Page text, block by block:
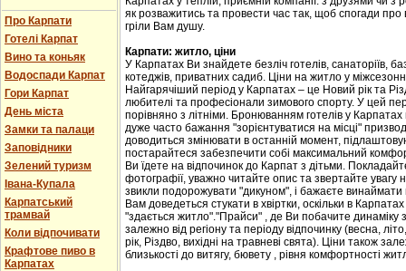
Про Карпати
Готелі Карпат
Вино та коньяк
Водоспади Карпат
Гори Карпат
День міста
Замки та палаци
Заповідники
Зелений туризм
Івана-Купала
Карпатський
трамвай
Коли відпочивати
Крафтове пиво в
Карпатах
як розважитись та провести час так, щоб спогади
гріли Вам душу.
Карпати: житло, ціни
У Карпатах Ви знайдете безліч готелів, санаторіїв,
котеджів, приватних садиб. Ціни на житло у
Найгарячіший період у Карпатах – це Новий рік та
любителі та професіонали зимового спорту. У цей
порівняно з літніми. Бронюванням готелів у
дуже часто бажання "зорієнтуватися на місці"
доводиться змінювати в останній момент,
постарайтеся забезпечити собі максимальний
Ви їдете на відпочинок до Карпат з дітьми.
фотографії, уважно читайте опис та звертайте увагу
звикли подорожувати "дикуном", і бажаєте винаймати
Вам доведеться стукати в хвіртки, оскільки в
"здається житло"."Прайси" , де Ви побачите динаміку
залежно від регіону та періоду відпочинку (весна,
рік, Різдво, вихідні на травневі свята). Ціни також
близькості до витягу, бювету , рівня комфортності